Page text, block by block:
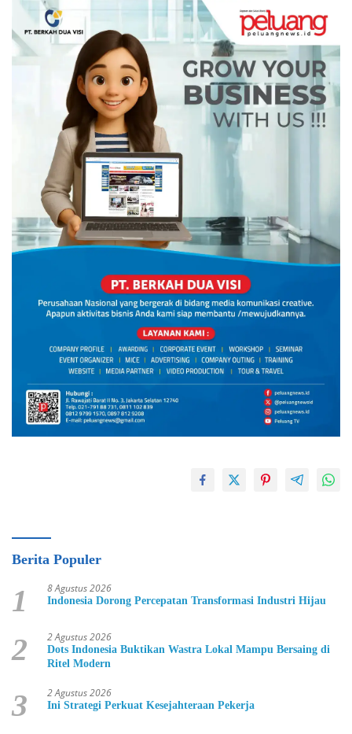
Berita Populer
1 8 Agustus 2026
Indonesia Dorong Percepatan Transformasi Industri Hijau
2 2 Agustus 2026
Dots Indonesia Buktikan Wastra Lokal Mampu Bersaing di
Ritel Modern
3 2 Agustus 2026
Ini Strategi Perkuat Kesejahteraan Pekerja